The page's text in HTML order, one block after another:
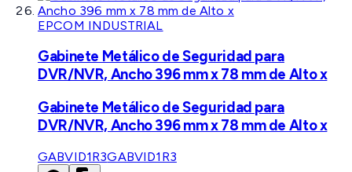
EPCOM INDUSTRIAL
Gabinete Metálico de Seguridad para
DVR/NVR, Ancho 396 mm x 78 mm de Alto x
Gabinete Metálico de Seguridad para
DVR/NVR, Ancho 396 mm x 78 mm de Alto x
GABVID1R3GABVID1R3